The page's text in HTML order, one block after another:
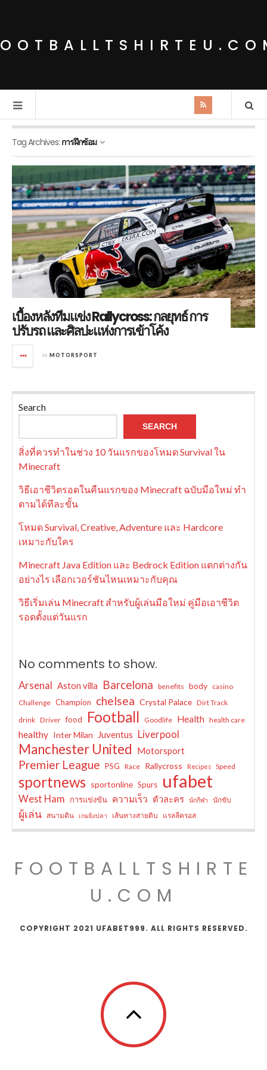
Tag Archives: การฝึกซ้อม
เบื้องหลังทีมแข่ง Rallycross: กลยุทธ์ การ
ปรับรถ และศิลปะแห่งการเข้าโค้ง
in MOTORSPORT
Search
SEARCH
สิ่งที่ควรทำในช่วง 10 วันแรกของโหมด Survival ใน
Minecraft
วิธีเอาชีวิตรอดในคืนแรกของ Minecraft ฉบับมือใหม่ ทำ
ตามได้ทีละขั้น
โหมด Survival, Creative, Adventure และ Hardcore
เหมาะกับใคร
Minecraft Java Edition และ Bedrock Edition แตกต่างกัน
อย่างไร เลือกเวอร์ชันไหนเหมาะกับคุณ
วิธีเริ่มเล่น Minecraft สำหรับผู้เล่นมือใหม่ คู่มือเอาชีวิต
รอดตั้งแต่วันแรก
No comments to show.
Arsenal Aston villa Barcelona benefits body casino
Challenge Champion chelsea Crystal Palace Dirt Track
drink Driver food Football Goodlife Health health care
healthy Inter Milan Juventus Liverpool
Manchester United Motorsport
Premier League PSG Race Rallycross Recipes Speed
sportnews sportonline Spurs ufabet
West Ham การแข่งขัน ความเร็ว ตัวละคร นักกีฬา นักขับ
ผู้เล่น สนามดิน เกมยิงปลา เส้นทางสายดิบ แรลลีครอส
FOOTBALLTSHIRTE
U.COM
COPYRIGHT 2021 UFABET999. ALL RIGHTS RESERVED.